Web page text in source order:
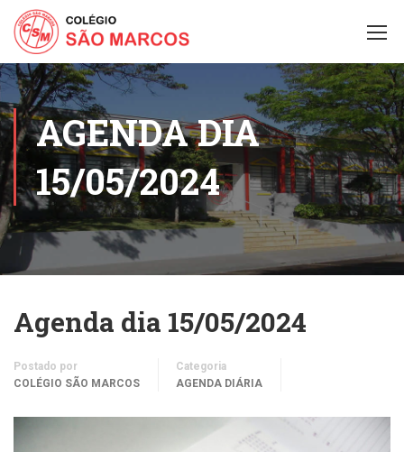
AGENDA DIA
15/05/2024
Agenda dia 15/05/2024
Postado por
COLÉGIO SÃO MARCOS
Categoria
AGENDA DIÁRIA